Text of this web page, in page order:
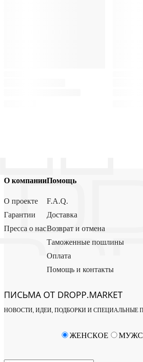
О компании
О проекте
Гарантии
Пресса о нас
Помощь
F.A.Q.
Доставка
Возврат и отмена
Таможенные пошлины
Оплата
Помощь и контакты
ПИСЬМА ОТ DROPP.MARKET
НОВОСТИ, ИДЕИ, ПОДБОРКИ И СПЕЦИАЛЬНЫЕ
ЖЕНСКОЕ